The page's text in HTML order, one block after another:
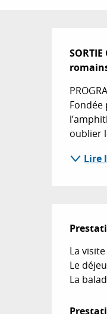
Fondée
oublier
Lire
La
Le
La